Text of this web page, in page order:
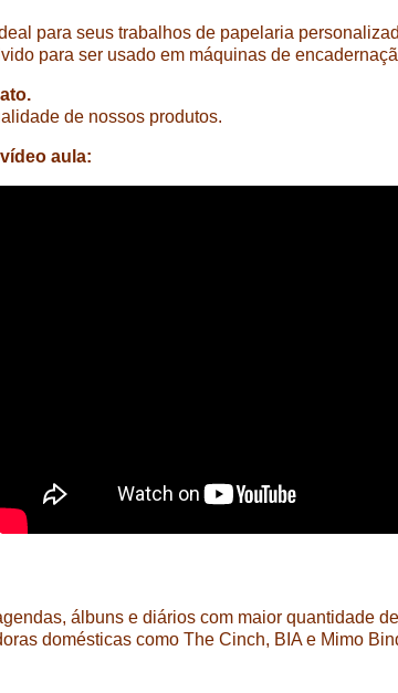
para seus trabalhos de papelaria
para ser usado em máquinas de
de nossos produtos.
aula:
álbuns e diários com maior quantidade
domésticas como The Cinch, BIA e Mimo